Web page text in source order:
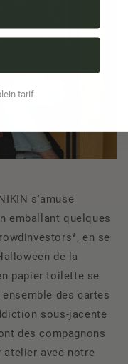
s'amuse
emballant quelques
en se
de la
papier toilette se
des cartes
sous-jacente
des compagnons
atelier avec notre
tarif